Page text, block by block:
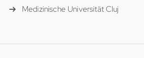
Medizinische Universität Cluj